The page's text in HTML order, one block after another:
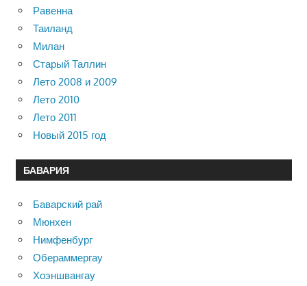
Равенна
Таиланд
Милан
Старый Таллин
Лето 2008 и 2009
Лето 2010
Лето 2011
Новый 2015 год
БАВАРИЯ
Баварский рай
Мюнхен
Нимфенбург
Обераммергау
Хоэншвангау